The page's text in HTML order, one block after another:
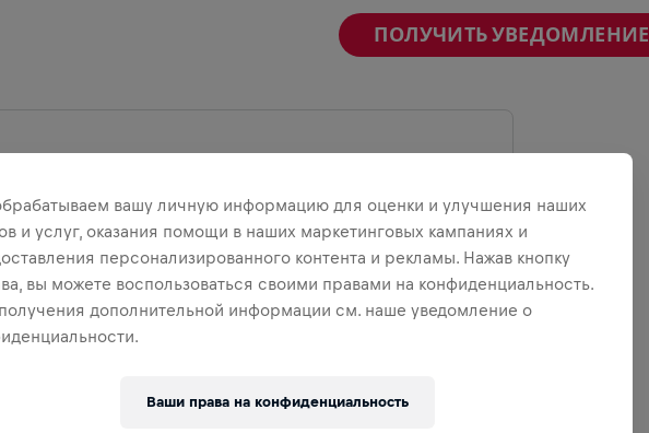
ПОЛУЧИТЬ УВЕДОМЛЕНИЕ
КАРТУ
вашу личную информацию для оценки и улучшения наших
и услуг, оказания помощи в наших маркетинговых кампаниях и
персонализированного контента и рекламы. Нажав кнопку
вы можете воспользоваться своими правами на конфиденциальность.
дополнительной информации см. наше уведомление о
Ваши права на конфиденциальность